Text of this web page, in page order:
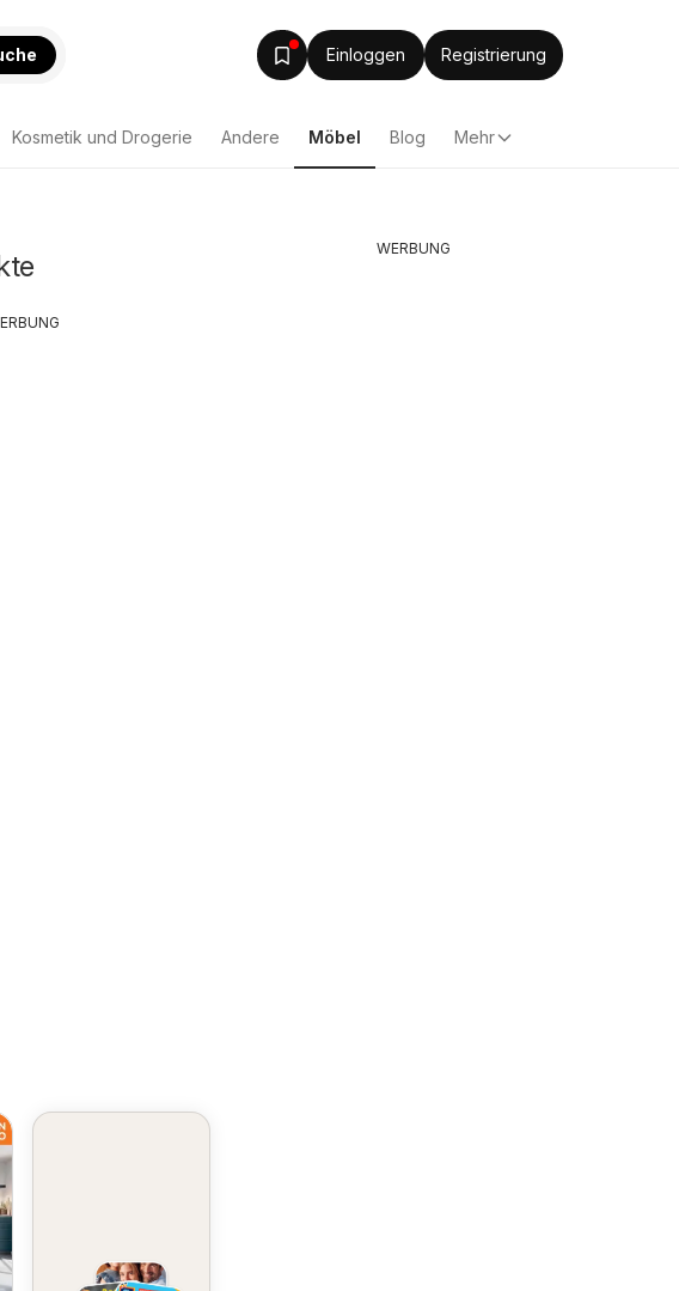
Einloggen Registrierung
Kosmetik und Drogerie Andere Möbel Blog Mehr
WERBUNG